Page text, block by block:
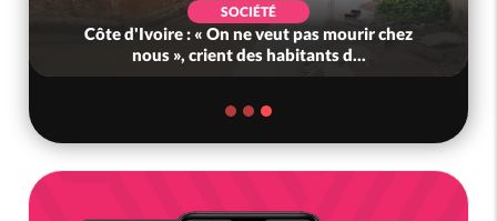
POLITIQUE
Côte d'Ivoire : Décrispation ? Mamadou
Traoré ex conseiller de Soro a recou...